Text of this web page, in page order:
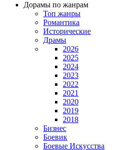
Дорамы по жанрам
Топ жанры
Романтика
Исторические
Драмы
2026
2025
2024
2023
2022
2021
2020
2019
2018
Бизнес
Боевик
Боевые Искусства